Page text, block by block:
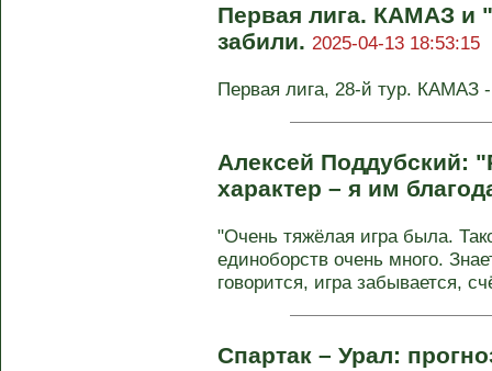
Первая лига. КАМАЗ и
забили. 2025-04-13 18:53:15
Первая лига, 28-й тур. КАМАЗ
Алексей Поддубский:
характер – я им
"Очень тяжёлая игра была.
единоборств очень много.
говорится, игра забывается,
Спартак – Урал: